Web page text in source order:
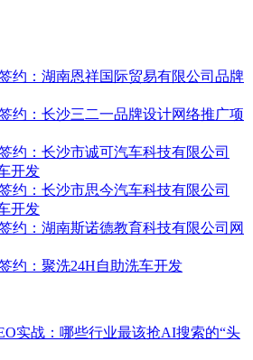
约：湖南恩祥国际贸易有限公司品牌
约：长沙三二一品牌设计网络推广项
约：长沙市诚可汽车科技有限公司
开发
约：长沙市思今汽车科技有限公司
开发
约：湖南斯诺德教育科技有限公司网
约：聚洗24H自助洗车开发
实战：哪些行业最该抢AI搜索的“头